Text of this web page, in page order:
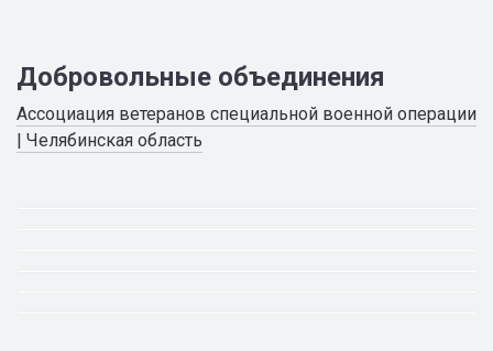
Добровольные объединения
Ассоциация ветеранов специальной военной операции
| Челябинская область